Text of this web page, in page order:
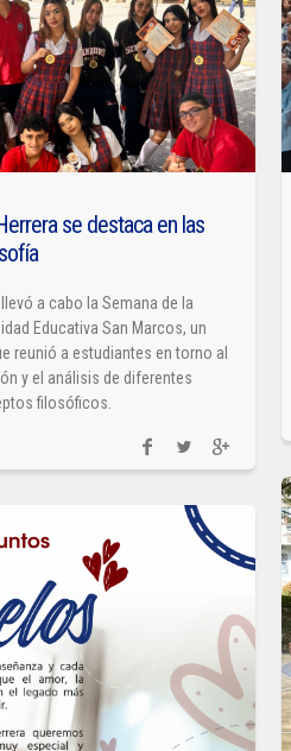
se destaca en las
a cabo la Semana de la
Educativa San Marcos, un
reunió a estudiantes en torno al
y el análisis de diferentes
filosóficos.